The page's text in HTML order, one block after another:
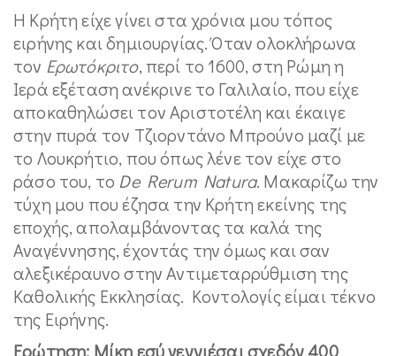
Η Κρήτη είχε γίνει στα χρόνια μου τόπος
ειρήνης και δημιουργίας. Όταν ολοκλήρωνα
τον Ερωτόκριτο, περί το 1600, στη Ρώμη η
Ιερά εξέταση ανέκρινε το Γαλιλαίο, που είχε
αποκαθηλώσει τον Αριστοτέλη και έκαιγε
στην πυρά τον Τζιορντάνο Μπρούνο μαζί με
το Λουκρήτιο, που όπως λένε τον είχε στο
ράσο του, το De Rerum Natura. Μακαρίζω την
τύχη μου που έζησα την Κρήτη εκείνης της
εποχής, απολαμβάνοντας τα καλά της
Αναγέννησης, έχοντάς την όμως και σαν
αλεξικέραυνο στην Αντιμεταρρύθμιση της
Καθολικής Εκκλησίας. Κοντολογίς είμαι τέκνο
της Ειρήνης.
Ερώτηση: Μίκη εσύ γεννιέσαι σχεδόν 400